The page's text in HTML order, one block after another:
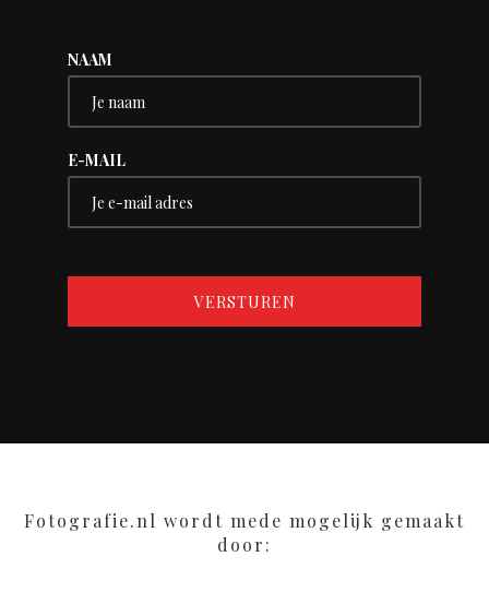
NAAM
E-MAIL
Fotografie.nl wordt mede mogelijk gemaakt
door: